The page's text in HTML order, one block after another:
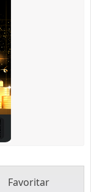
Favoritar